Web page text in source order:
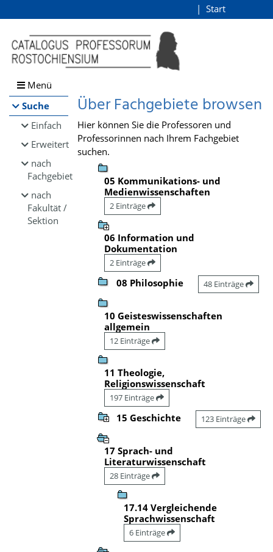
Browsen
direkt zum Inhalt
Start
Menü
Suche
Einfach
Erweitert
nach
Fachgebiet
nach
Fakultät /
Sektion
Über Fachgebiete browsen
Hier können Sie die Professoren und
Professorinnen nach Ihrem Fachgebiet
suchen.
05 Kommunikations- und
Medienwissenschaften
2 Einträge
06 Information und
Dokumentation
2 Einträge
08 Philosophie 48 Einträge
10 Geisteswissenschaften
allgemein
12 Einträge
11 Theologie,
Religionswissenschaft
197 Einträge
15 Geschichte 123 Einträge
17 Sprach- und
Literaturwissenschaft
28 Einträge
17.14 Vergleichende
Sprachwissenschaft
6 Einträge